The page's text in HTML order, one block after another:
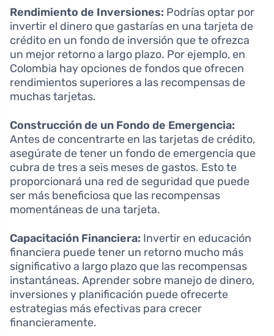
Rendimiento de Inversiones: Podrías optar por
invertir el dinero que gastarías en una tarjeta de
crédito en un fondo de inversión que te ofrezca
un mejor retorno a largo plazo. Por ejemplo, en
Colombia hay opciones de fondos que ofrecen
rendimientos superiores a las recompensas de
muchas tarjetas.
Construcción de un Fondo de Emergencia:
Antes de concentrarte en las tarjetas de crédito,
asegúrate de tener un fondo de emergencia que
cubra de tres a seis meses de gastos. Esto te
proporcionará una red de seguridad que puede
ser más beneficiosa que las recompensas
momentáneas de una tarjeta.
Capacitación Financiera: Invertir en educación
financiera puede tener un retorno mucho más
significativo a largo plazo que las recompensas
instantáneas. Aprender sobre manejo de dinero,
inversiones y planificación puede ofrecerte
estrategias más efectivas para crecer
financieramente.